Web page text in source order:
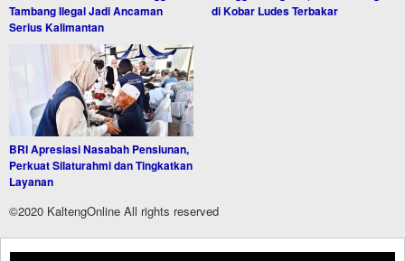
Tambang Ilegal Jadi Ancaman
Serius Kalimantan
di Kobar Ludes Terbakar
BRI Apresiasi Nasabah Pensiunan,
Perkuat Silaturahmi dan Tingkatkan
Layanan
©2020 KaltengOnline All rights reserved